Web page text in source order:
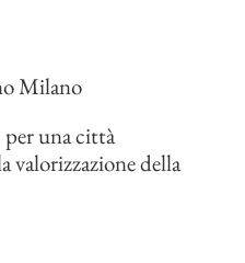
Milano
una città
valorizzazione della